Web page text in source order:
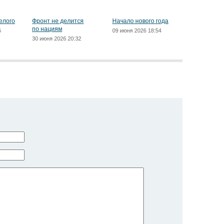
Фронт не делится
по нациям
30 июня 2026 20:32
Начало нового года
09 июня 2026 18:54